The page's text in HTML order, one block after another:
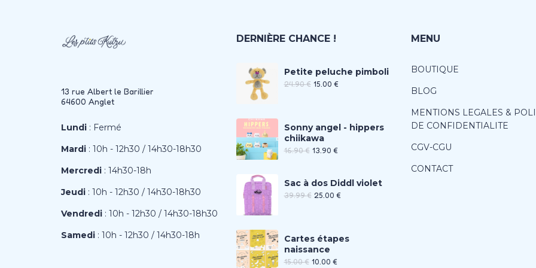
13 rue Albert le Barillier
64600 Anglet
Lundi : Fermé
Mardi : 10h - 12h30 / 14h30-18h30
Mercredi : 14h30-18h
Jeudi : 10h - 12h30 / 14h30-18h30
Vendredi : 10h - 12h30 / 14h30-18h30
Samedi : 10h - 12h30 / 14h30-18h
DERNIÈRE CHANCE !
Petite peluche pimboli
24.90€ 15.00 €
Sonny angel - hippers
chiikawa
16.90€ 13.90 €
Sac à dos Diddl violet
39.99€ 25.00 €
Cartes étapes
naissance
15.00€ 10.00 €
MENU
BOUTIQUE
BLOG
MENTIONS LEGALES &
DE CONFIDENTIALITE
CGV-CGU
CONTACT